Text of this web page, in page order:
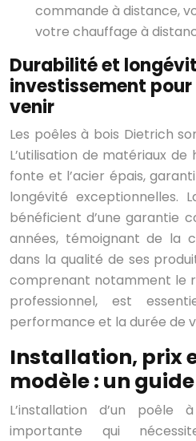
commande à distance,
votre chauffage à
Durabilité et
investissement pour
venir
Les poêles à bois Dietrich
L’utilisation de matériaux
fonte et l’acier épais,
longévité exceptionnelles.
bénéficient d’une garantie
années, témoignant de la
dans la qualité de ses
comprenant notamment le
professionnel, est
performance et la durée de
Installation, prix
modèle : un
L’installation d’un
importante qui